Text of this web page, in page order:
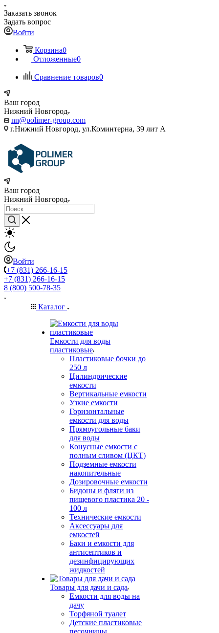
Заказать звонок
Задать вопрос
Войти
Корзина0
Отложенные0
Сравнение товаров0
Ваш город
Нижний Новгород
nn@polimer-group.com
г.Нижний Новгород, ул.Коминтерна, 39 лит А
Ваш город
Нижний Новгород
Войти
+7 (831) 266-16-15
+7 (831) 266-16-15
8 (800) 500-78-35
Каталог
Емкости для воды
пластиковые
Пластиковые бочки до
250 л
Цилиндрические
емкости
Вертикальные емкости
Узкие емкости
Горизонтальные
емкости для воды
Прямоугольные баки
для воды
Конусные емкости с
полным сливом (ЦКТ)
Подземные емкости
накопительные
Дозировочные емкости
Бидоны и фляги из
пищевого пластика 20 -
100 л
Технические емкости
Аксессуары для
емкостей
Баки и емкости для
антисептиков и
дезинфицирующих
жидкостей
Товары для дачи и сада
Емкости для воды на
дачу
Торфяной туалет
Детские пластиковые
песочницы